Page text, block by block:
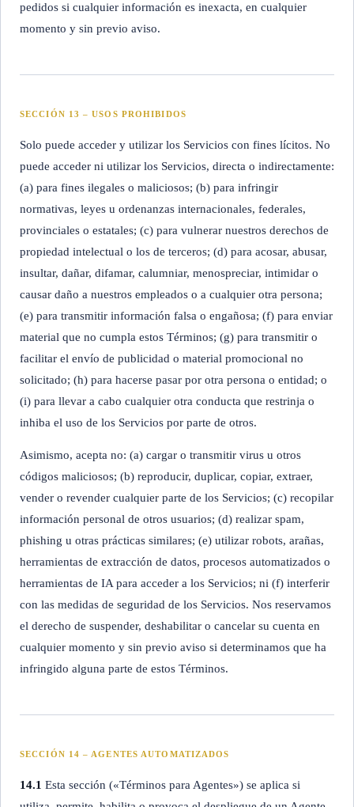
pedidos si cualquier información es inexacta, en cualquier
momento y sin previo aviso.
SECCIÓN 13 – USOS PROHIBIDOS
Solo puede acceder y utilizar los Servicios con fines lícitos. No
puede acceder ni utilizar los Servicios, directa o indirectamente:
(a) para fines ilegales o maliciosos; (b) para infringir
normativas, leyes u ordenanzas internacionales, federales,
provinciales o estatales; (c) para vulnerar nuestros derechos de
propiedad intelectual o los de terceros; (d) para acosar, abusar,
insultar, dañar, difamar, calumniar, menospreciar, intimidar o
causar daño a nuestros empleados o a cualquier otra persona;
(e) para transmitir información falsa o engañosa; (f) para enviar
material que no cumpla estos Términos; (g) para transmitir o
facilitar el envío de publicidad o material promocional no
solicitado; (h) para hacerse pasar por otra persona o entidad; o
(i) para llevar a cabo cualquier otra conducta que restrinja o
inhiba el uso de los Servicios por parte de otros.
Asimismo, acepta no: (a) cargar o transmitir virus u otros
códigos maliciosos; (b) reproducir, duplicar, copiar, extraer,
vender o revender cualquier parte de los Servicios; (c) recopilar
información personal de otros usuarios; (d) realizar spam,
phishing u otras prácticas similares; (e) utilizar robots, arañas,
herramientas de extracción de datos, procesos automatizados o
herramientas de IA para acceder a los Servicios; ni (f) interferir
con las medidas de seguridad de los Servicios. Nos reservamos
el derecho de suspender, deshabilitar o cancelar su cuenta en
cualquier momento y sin previo aviso si determinamos que ha
infringido alguna parte de estos Términos.
SECCIÓN 14 – AGENTES AUTOMATIZADOS
14.1 Esta sección («Términos para Agentes») se aplica si